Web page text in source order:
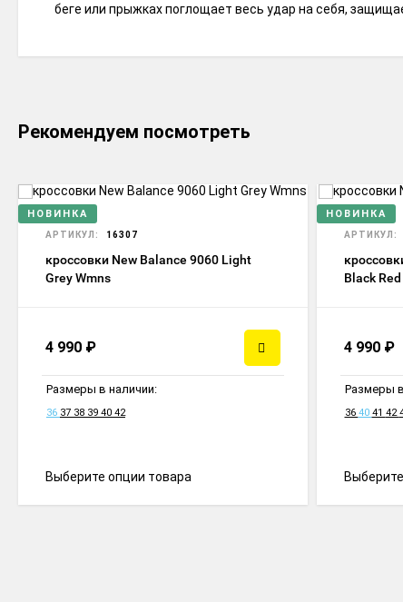
беге или прыжках поглощает весь удар на себя,
Рекомендуем посмотреть
НОВИНКА
АРТИКУЛ: 16307
кроссовки New Balance 9060 Light
Grey Wmns
4 990 ₽
Размеры в наличии:
36 37 38 39 40 42
Выберите опции товара
НОВИНКА
АРТИКУЛ:
Black Red
4 990 ₽
Размеры
36 40 41 42